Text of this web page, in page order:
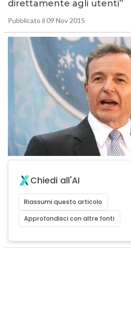
direttamente agli utenti”
Pubblicato il 09 Nov 2015
Chiedi all'AI
Riassumi questo articolo
Approfondisci con altre fonti